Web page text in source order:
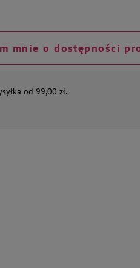
mnie o dostępności
od 99,00 zł.